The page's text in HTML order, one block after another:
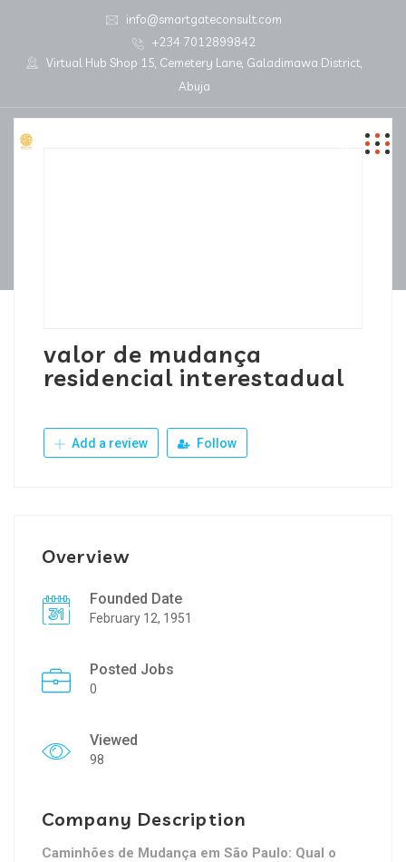
info@smartgateconsult.com
+234 7012899842
Virtual Hub Shop 15, Cemetery Lane, Galadimawa District,
Abuja
valor de mudança
residencial interestadual
Add a review Follow
Overview
Founded Date
February 12, 1951
Posted Jobs
0
Viewed
98
Company Description
Caminhões de Mudança em São Paulo: Qual o